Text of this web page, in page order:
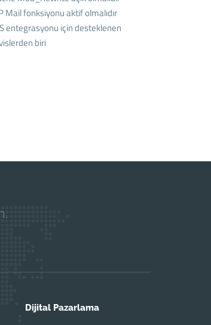
Mail fonksiyonu aktif olmalıdır
entegrasyonu için desteklenen
biri
Dijital Pazarlama